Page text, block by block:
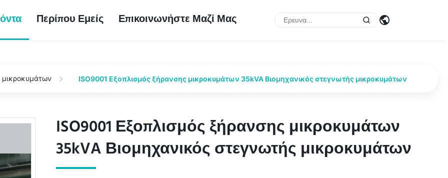
Περίπου Εμείς Επικοινωνήστε Μαζί Μας
μικροκυμάτων ISO9001 Εξοπλισμός ξήρανσης μικροκυμάτων 35kVA Βιομηχανικός στεγνωτής μικροκυμάτων
ISO9001 Εξοπλισμός ξήρανσης μικροκυμάτων
35kVA Βιομηχανικός στεγνωτής μικροκυμάτων
ISO9001 Εξοπλισμός ξήρανσης μικροκυμάτων
35kVA Βιομηχανικός στεγνωτής μικροκυμάτων